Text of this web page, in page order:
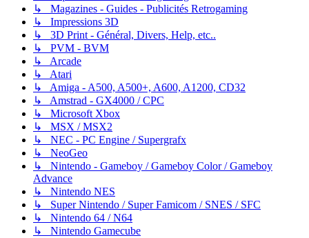
↳ Magazines - Guides - Publicités Retrogaming
↳ Impressions 3D
↳ 3D Print - Général, Divers, Help, etc..
↳ PVM - BVM
↳ Arcade
↳ Atari
↳ Amiga - A500, A500+, A600, A1200, CD32
↳ Amstrad - GX4000 / CPC
↳ Microsoft Xbox
↳ MSX / MSX2
↳ NEC - PC Engine / Supergrafx
↳ NeoGeo
↳ Nintendo - Gameboy / Gameboy Color / Gameboy
Advance
↳ Nintendo NES
↳ Super Nintendo / Super Famicom / SNES / SFC
↳ Nintendo 64 / N64
↳ Nintendo Gamecube